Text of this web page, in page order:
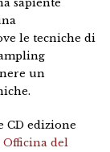
sapiente
le tecniche di
un
CD edizione
Officina del